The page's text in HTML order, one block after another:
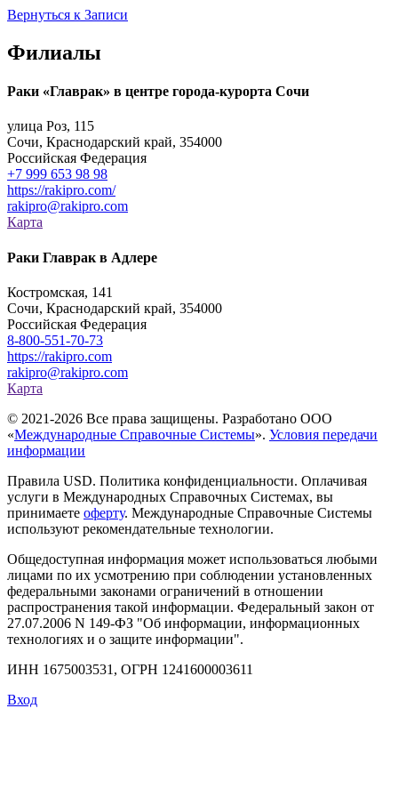
Вернуться к Записи
Филиалы
Раки «Главрак» в центре города-курорта Сочи
улица Роз, 115
Сочи, Краснодарский край, 354000
Российская Федерация
+7 999 653 98 98
https://rakipro.com/
rakipro@rakipro.com
Карта
Раки Главрак в Адлере
Костромская, 141
Сочи, Краснодарский край, 354000
Российская Федерация
8-800-551-70-73
https://rakipro.com
rakipro@rakipro.com
Карта
© 2021-2026 Все права защищены. Разработано ООО
«Международные Справочные Системы». Условия передачи
информации
Правила USD. Политика конфиденциальности. Оплачивая
услуги в Международных Справочных Системах, вы
принимаете оферту. Международные Справочные Системы
используют рекомендательные технологии.
Общедоступная информация может использоваться любыми
лицами по их усмотрению при соблюдении установленных
федеральными законами ограничений в отношении
распространения такой информации. Федеральный закон от
27.07.2006 N 149-ФЗ "Об информации, информационных
технологиях и о защите информации".
ИНН 1675003531, ОГРН 1241600003611
Вход